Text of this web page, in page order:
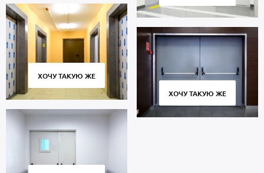
ХОЧУ ТАКУЮ ЖЕ
ХОЧУ ТАКУЮ ЖЕ